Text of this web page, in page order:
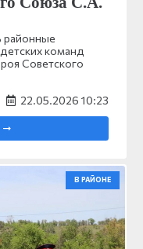
районные
команд
Советского
22.05.2026 10:23
В РАЙОНЕ